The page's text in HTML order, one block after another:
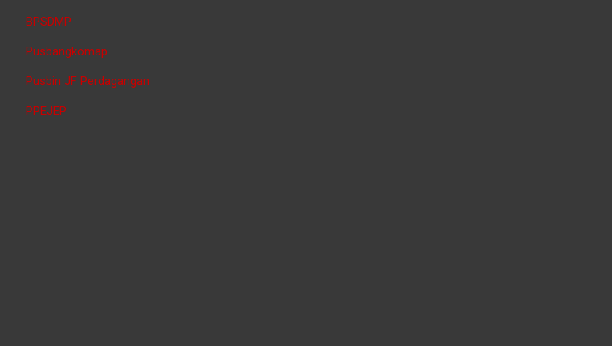
BPSDMP
Pusbangkomap
Pusbin JF Perdagangan
PPEJEP